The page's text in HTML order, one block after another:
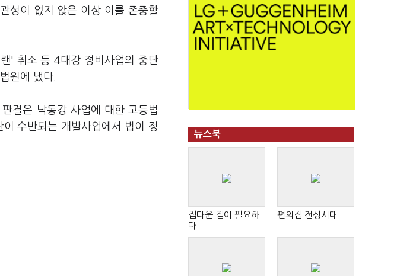
성이 없지 않은 이상 이를 존중할
' 취소 등 4대강 정비사업의 중단
원에 냈다.
결은 낙동강 사업에 대한 고등법
수반되는 개발사업에서 법이 정
뉴스북
집다운 집이 필요하
다
편의점 전성시대